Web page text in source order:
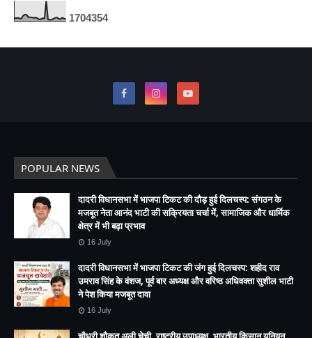
1704354
POPULAR NEWS
दादरी विधानसभा में भाजपा टिकट की दौड़ हुई दिलचस्प: संगठन के
मजबूत नेता आनंद भाटी की सक्रियता चर्चा में, सामाजिक और धार्मिक
क्षेत्र में भी बढ़ा प्रभाव
16 July
दादरी विधानसभा में भाजपा टिकट की जंग हुई दिलचस्प: शहीद राव
उमराव सिंह के वंशज, पूर्व बार अध्यक्ष और वरिष्ठ अधिवक्ता सुशील भाटी
ने पेश किया मजबूत दावा
16 July